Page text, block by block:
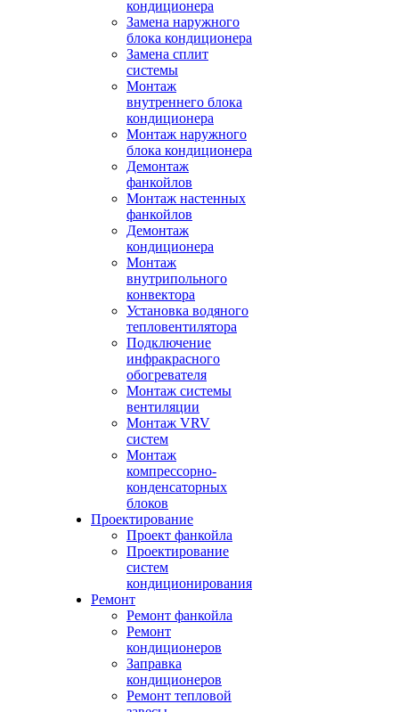
кондиционера
Замена наружного
блока кондиционера
Замена сплит
системы
Монтаж
внутреннего блока
кондиционера
Монтаж наружного
блока кондиционера
Демонтаж
фанкойлов
Монтаж настенных
фанкойлов
Демонтаж
кондиционера
Монтаж
внутрипольного
конвектора
Установка водяного
тепловентилятора
Подключение
инфракрасного
обогревателя
Монтаж системы
вентиляции
Монтаж VRV
систем
Монтаж
компрессорно-
конденсаторных
блоков
Проектирование
Проект фанкойла
Проектирование
систем
кондиционирования
Ремонт
Ремонт фанкойла
Ремонт
кондиционеров
Заправка
кондиционеров
Ремонт тепловой